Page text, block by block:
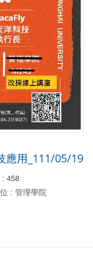
應用_111/05/19
458
: 管理學院